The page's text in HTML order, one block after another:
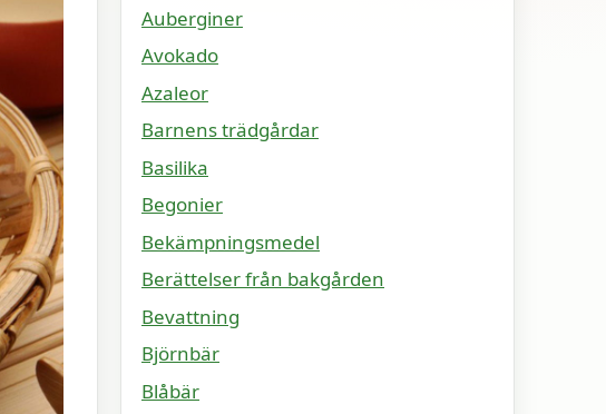
Auberginer
Avokado
Azaleor
Barnens trädgårdar
Basilika
Begonier
Bekämpningsmedel
Berättelser från bakgården
Bevattning
Björnbär
Blåbär